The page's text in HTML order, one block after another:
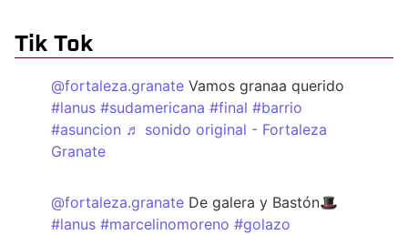
Tik Tok
@fortaleza.granate Vamos granaa querido
#lanus #sudamericana #final #barrio
#asuncion ♬ sonido original - Fortaleza
Granate
@fortaleza.granate De galera y Bastón🎩
#lanus #marcelinomoreno #golazo